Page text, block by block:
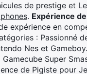
de prestige et
. Expérience
expérience en
: Passionné
Nes et
Super
de Pigiste pour